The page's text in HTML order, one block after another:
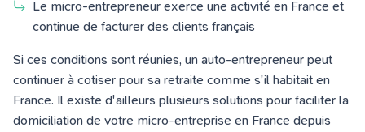
Le micro-entrepreneur exerce une activité en France et
continue de facturer des clients français
Si ces conditions sont réunies, un auto-entrepreneur peut
continuer à cotiser pour sa retraite comme s'il habitait en
France. Il existe d'ailleurs plusieurs solutions pour faciliter la
domiciliation de votre micro-entreprise en France depuis